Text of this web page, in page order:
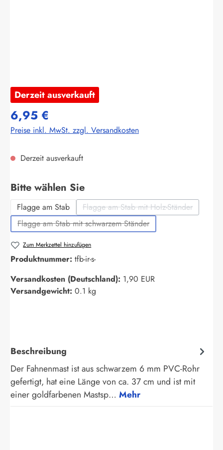
Derzeit ausverkauft
6,95 €
Preise inkl. MwSt. zzgl. Versandkosten
Derzeit ausverkauft
Bitte wählen Sieauswählen
Flagge am Stab Flagge am Stab mit Holz-Ständer
(Diese Option ist zurzeit
Flagge am Stab mit schwarzem Ständer
(Diese Option ist zurzeit nicht verfügbar.)
Zum Merkzettel hinzufügen
Produktnummer: tfb-ir-s-
Versandkosten (Deutschland): 1,90 EUR
Versandgewicht: 0.1 kg
Beschreibung
Der Fahnenmast ist aus schwarzem 6 mm PVC-Rohr
gefertigt, hat eine Länge von ca. 37 cm und ist mit
einer goldfarbenen Mastsp… Mehr